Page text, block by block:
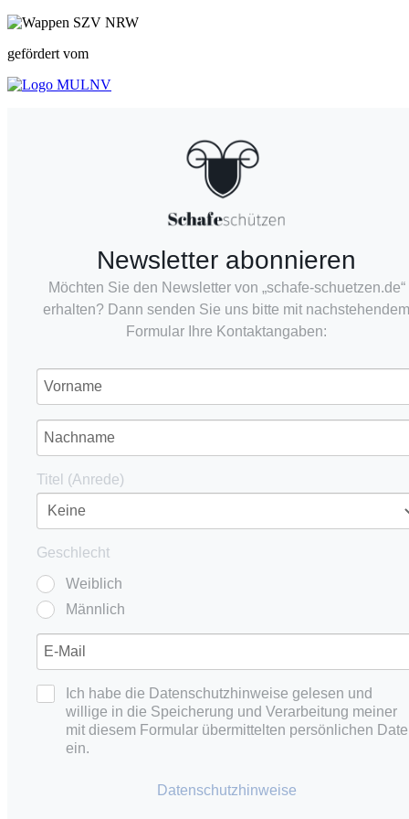
gefördert vom
Newsletter abonnieren
Möchten Sie den Newsletter von „schafe-schuetzen.de“
erhalten? Dann senden Sie uns bitte mit nachstehendem
Formular Ihre Kontaktangaben:
Titel (Anrede)
Geschlecht
Weiblich
Männlich
Ich habe die Datenschutzhinweise gelesen und
willige in die Speicherung und Verarbeitung meiner
mit diesem Formular übermittelten persönlichen
ein.
Datenschutzhinweise